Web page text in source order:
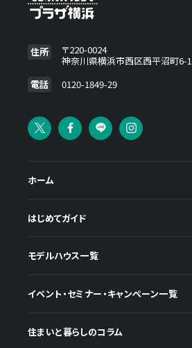
住所
〒220-0024
神奈川県横浜市西区西平沼町6-1
電話
0120-1849-29
ホーム
はじめてガイド
モデルハウス一覧
イベント・セミナー・キャンペーン一覧
住まいと暮らしのコラム